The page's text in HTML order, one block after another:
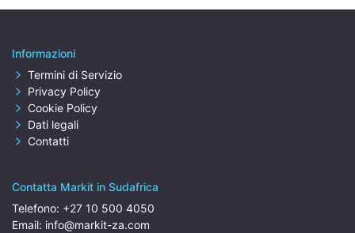
Informazioni
Termini di Servizio
Privacy Policy
Cookie Policy
Dati legali
Contatti
Contatta Markit in Sudafrica
Telefono: +27 10 500 4050
Email: info@markit-za.com